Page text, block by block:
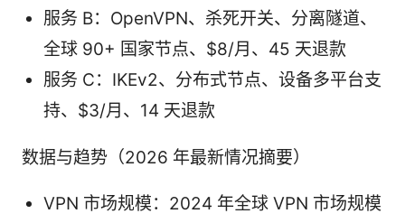
服务 B：OpenVPN、杀死开关、分离隧道、
全球 90+ 国家节点、$8/月、45 天退款
服务 C：IKEv2、分布式节点、设备多平台支
持、$3/月、14 天退款
数据与趋势（2026 年最新情况摘要）
VPN 市场规模：2024 年全球 VPN 市场规模